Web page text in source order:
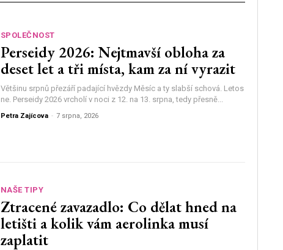
SPOLEČNOST
Perseidy 2026: Nejtmavší obloha za
deset let a tři místa, kam za ní vyrazit
Většinu srpnů přezáří padající hvězdy Měsíc a ty slabší schová. Letos
ne. Perseidy 2026 vrcholí v noci z 12. na 13. srpna, tedy přesně...
Petra Zajícova - 7 srpna, 2026
NAŠE TIPY
Ztracené zavazadlo: Co dělat hned na
letišti a kolik vám aerolinka musí
zaplatit